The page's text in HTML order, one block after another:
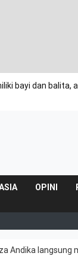
bayi dan
OPINI
Andika